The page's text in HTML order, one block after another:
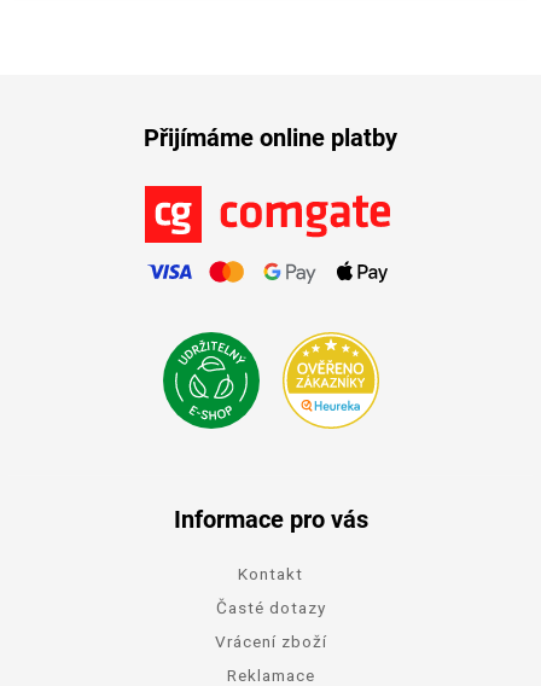
Přijímáme online platby
Informace pro vás
Kontakt
Časté dotazy
Vrácení zboží
Reklamace